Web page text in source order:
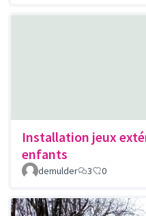
Installation jeux
enfants
demulder 3 0